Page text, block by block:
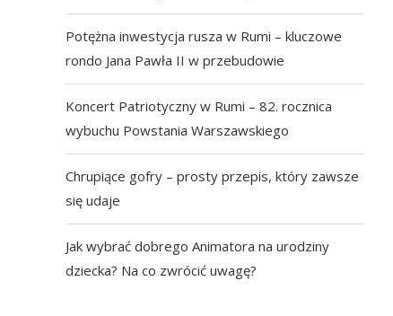
Potężna inwestycja rusza w Rumi – kluczowe
rondo Jana Pawła II w przebudowie
Koncert Patriotyczny w Rumi – 82. rocznica
wybuchu Powstania Warszawskiego
Chrupiące gofry – prosty przepis, który zawsze
się udaje
Jak wybrać dobrego Animatora na urodziny
dziecka? Na co zwrócić uwagę?